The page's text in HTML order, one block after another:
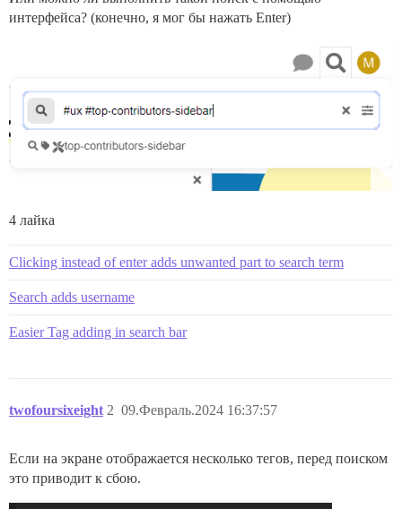
интерфейса? (конечно, я мог бы нажать Enter)
4 лайка
Clicking instead of enter adds unwanted part to search term
Search adds username
Easier Tag adding in search bar
twofoursixeight 09.Февраль.2024 16:37:57
2
Если на экране отображается несколько тегов, перед поиском
это приводит к сбою.